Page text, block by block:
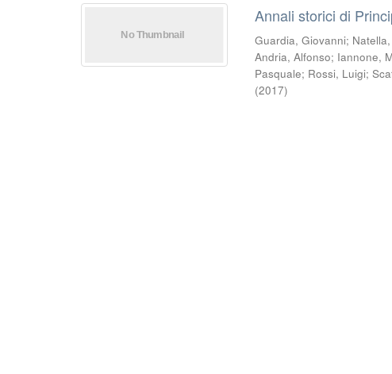
Annali storici di
Guardia, Giovanni;
Andria, Alfonso; Iannone,
Pasquale; Rossi, Luigi;
(2017)